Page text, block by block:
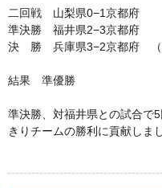
二回戦 山梨県0−1京都府
準決勝 福井県2−3京都府
決 勝 兵庫県3−2京都府 （8
結果 準優勝
準決勝、対福井県との試合で
きりチームの勝利に貢献しま